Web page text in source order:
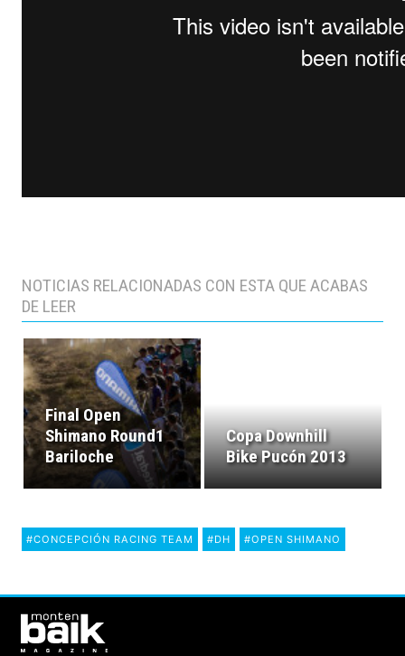
NOTICIAS RELACIONADAS CON ESTA QUE ACABAS
DE LEER
Final Open
Shimano Round1
Bariloche
Copa Downhill
Bike Pucón 2013
#CONCEPCIÓN RACING TEAM #DH #OPEN SHIMANO